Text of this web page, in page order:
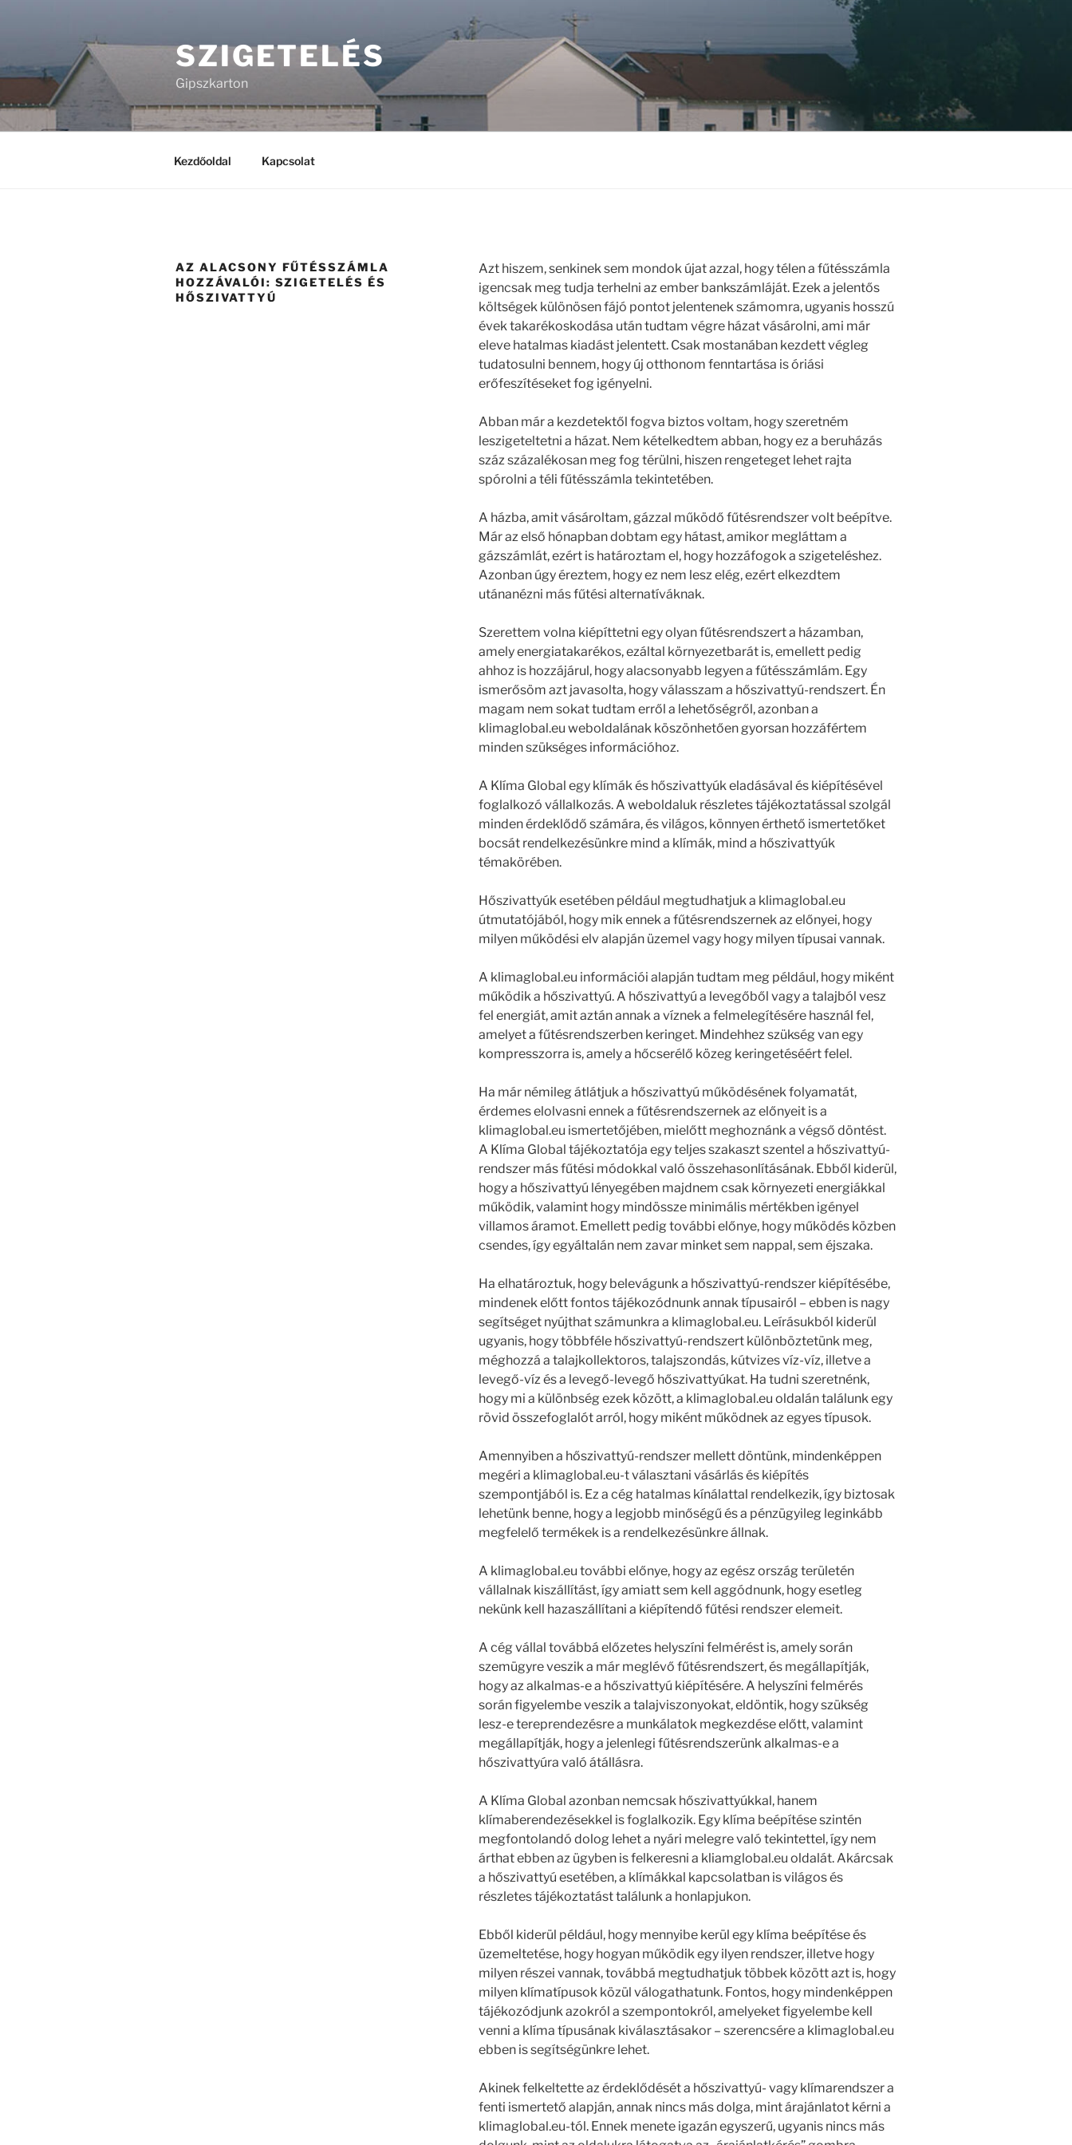
SZIGETELÉS
Gipszkarton
Kezdőoldal Kapcsolat
AZ ALACSONY FŰTÉSSZÁMLA
HOZZÁVALÓI: SZIGETELÉS ÉS
HŐSZIVATTYÚ
Azt hiszem, senkinek sem mondok újat azzal, hogy télen a fűtésszámla
igencsak meg tudja terhelni az ember bankszámláját. Ezek a jelentős
költségek különösen fájó pontot jelentenek számomra, ugyanis hosszú
évek takarékoskodása után tudtam végre házat vásárolni, ami már
eleve hatalmas kiadást jelentett. Csak mostanában kezdett végleg
tudatosulni bennem, hogy új otthonom fenntartása is óriási
erőfeszítéseket fog igényelni.
Abban már a kezdetektől fogva biztos voltam, hogy szeretném
leszigeteltetni a házat. Nem kételkedtem abban, hogy ez a beruházás
száz százalékosan meg fog térülni, hiszen rengeteget lehet rajta
spórolni a téli fűtésszámla tekintetében.
A házba, amit vásároltam, gázzal működő fűtésrendszer volt beépítve.
Már az első hónapban dobtam egy hátast, amikor megláttam a
gázszámlát, ezért is határoztam el, hogy hozzáfogok a szigeteléshez.
Azonban úgy éreztem, hogy ez nem lesz elég, ezért elkezdtem
utánanézni más fűtési alternatíváknak.
Szerettem volna kiépíttetni egy olyan fűtésrendszert a házamban,
amely energiatakarékos, ezáltal környezetbarát is, emellett pedig
ahhoz is hozzájárul, hogy alacsonyabb legyen a fűtésszámlám. Egy
ismerősöm azt javasolta, hogy válasszam a hőszivattyú-rendszert. Én
magam nem sokat tudtam erről a lehetőségről, azonban a
klimaglobal.eu weboldalának köszönhetően gyorsan hozzáfértem
minden szükséges információhoz.
A Klíma Global egy klímák és hőszivattyúk eladásával és kiépítésével
foglalkozó vállalkozás. A weboldaluk részletes tájékoztatással szolgál
minden érdeklődő számára, és világos, könnyen érthető ismertetőket
bocsát rendelkezésünkre mind a klímák, mind a hőszivattyúk
témakörében.
Hőszivattyúk esetében például megtudhatjuk a klimaglobal.eu
útmutatójából, hogy mik ennek a fűtésrendszernek az előnyei, hogy
milyen működési elv alapján üzemel vagy hogy milyen típusai vannak.
A klimaglobal.eu információi alapján tudtam meg például, hogy miként
működik a hőszivattyú. A hőszivattyú a levegőből vagy a talajból vesz
fel energiát, amit aztán annak a víznek a felmelegítésére használ fel,
amelyet a fűtésrendszerben keringet. Mindehhez szükség van egy
kompresszorra is, amely a hőcserélő közeg keringetéséért felel.
Ha már némileg átlátjuk a hőszivattyú működésének folyamatát,
érdemes elolvasni ennek a fűtésrendszernek az előnyeit is a
klimaglobal.eu ismertetőjében, mielőtt meghoznánk a végső döntést.
A Klíma Global tájékoztatója egy teljes szakaszt szentel a hőszivattyú-
rendszer más fűtési módokkal való összehasonlításának. Ebből kiderül,
hogy a hőszivattyú lényegében majdnem csak környezeti energiákkal
működik, valamint hogy mindössze minimális mértékben igényel
villamos áramot. Emellett pedig további előnye, hogy működés közben
csendes, így egyáltalán nem zavar minket sem nappal, sem éjszaka.
Ha elhatároztuk, hogy belevágunk a hőszivattyú-rendszer kiépítésébe,
mindenek előtt fontos tájékozódnunk annak típusairól – ebben is nagy
segítséget nyújthat számunkra a klimaglobal.eu. Leírásukból kiderül
ugyanis, hogy többféle hőszivattyú-rendszert különböztetünk meg,
méghozzá a talajkollektoros, talajszondás, kútvizes víz-víz, illetve a
levegő-víz és a levegő-levegő hőszivattyúkat. Ha tudni szeretnénk,
hogy mi a különbség ezek között, a klimaglobal.eu oldalán találunk egy
rövid összefoglalót arról, hogy miként működnek az egyes típusok.
Amennyiben a hőszivattyú-rendszer mellett döntünk, mindenképpen
megéri a klimaglobal.eu-t választani vásárlás és kiépítés
szempontjából is. Ez a cég hatalmas kínálattal rendelkezik, így biztosak
lehetünk benne, hogy a legjobb minőségű és a pénzügyileg leginkább
megfelelő termékek is a rendelkezésünkre állnak.
A klimaglobal.eu további előnye, hogy az egész ország területén
vállalnak kiszállítást, így amiatt sem kell aggódnunk, hogy esetleg
nekünk kell hazaszállítani a kiépítendő fűtési rendszer elemeit.
A cég vállal továbbá előzetes helyszíni felmérést is, amely során
szemügyre veszik a már meglévő fűtésrendszert, és megállapítják,
hogy az alkalmas-e a hőszivattyú kiépítésére. A helyszíni felmérés
során figyelembe veszik a talajviszonyokat, eldöntik, hogy szükség
lesz-e tereprendezésre a munkálatok megkezdése előtt, valamint
megállapítják, hogy a jelenlegi fűtésrendszerünk alkalmas-e a
hőszivattyúra való átállásra.
A Klíma Global azonban nemcsak hőszivattyúkkal, hanem
klímaberendezésekkel is foglalkozik. Egy klíma beépítése szintén
megfontolandó dolog lehet a nyári melegre való tekintettel, így nem
árthat ebben az ügyben is felkeresni a kliamglobal.eu oldalát. Akárcsak
a hőszivattyú esetében, a klímákkal kapcsolatban is világos és
részletes tájékoztatást találunk a honlapjukon.
Ebből kiderül például, hogy mennyibe kerül egy klíma beépítése és
üzemeltetése, hogy hogyan működik egy ilyen rendszer, illetve hogy
milyen részei vannak, továbbá megtudhatjuk többek között azt is, hogy
milyen klímatípusok közül válogathatunk. Fontos, hogy mindenképpen
tájékozódjunk azokról a szempontokról, amelyeket figyelembe kell
venni a klíma típusának kiválasztásakor – szerencsére a klimaglobal.eu
ebben is segítségünkre lehet.
Akinek felkeltette az érdeklődését a hőszivattyú- vagy klímarendszer a
fenti ismertető alapján, annak nincs más dolga, mint árajánlatot kérni a
klimaglobal.eu-tól. Ennek menete igazán egyszerű, ugyanis nincs más